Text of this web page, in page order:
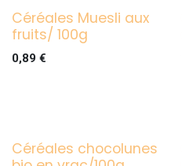
Céréales Muesli aux
fruits/ 100g
0,89 €
Céréales chocolunes